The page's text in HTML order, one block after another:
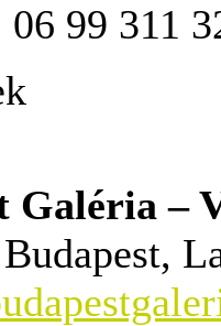
06 99 311
Galéria –